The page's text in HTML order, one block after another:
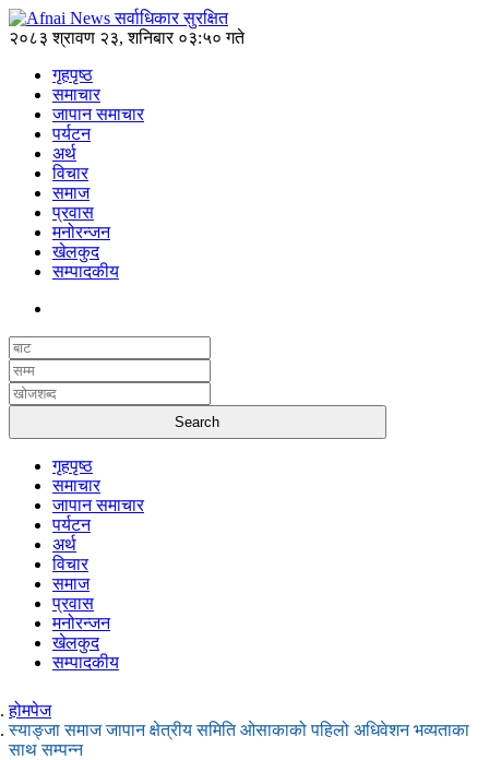
२०८३ श्रावण २३, शनिबार ०३:५० गते
गृहपृष्ठ
समाचार
जापान समाचार
पर्यटन
अर्थ
विचार
समाज
प्रवास
मनोरन्जन
खेलकुद
सम्पादकीय
गृहपृष्ठ
समाचार
जापान समाचार
पर्यटन
अर्थ
विचार
समाज
प्रवास
मनोरन्जन
खेलकुद
सम्पादकीय
होमपेज
स्याङ्जा समाज जापान क्षेत्रीय समिति ओसाकाको पहिलो अधिवेशन भव्यताका
साथ सम्पन्न